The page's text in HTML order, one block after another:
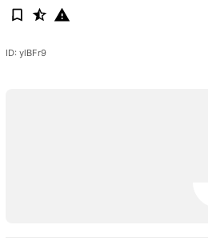
ID: ylBFr9